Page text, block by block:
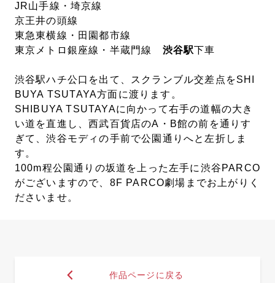
JR山手線・埼京線
京王井の頭線
東急東横線・田園都市線
東京メトロ銀座線・半蔵門線 渋谷駅下車
渋谷駅ハチ公口を出て、スクランブル交差点をSHI
BUYA TSUTAYA方面に渡ります。
SHIBUYA TSUTAYAに向かって右手の道幅の大き
い道を直進し、西武百貨店のA・B館の前を通りす
ぎて、渋谷モディの手前で公園通りへと左折しま
す。
100m程公園通りの坂道を上った左手に渋谷PARCO
がございますので、8F PARCO劇場までお上がりく
ださいませ。
作品ページに戻る